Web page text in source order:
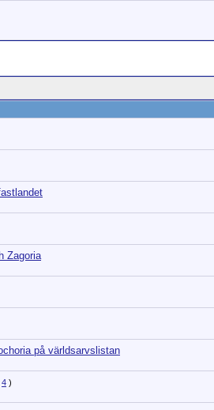
Zagoria
på världsarvslistan
4 )